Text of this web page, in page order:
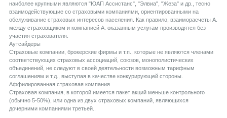
наиболее крупными являются "ЮАП Ассистанс", "Элвиа", "Жеза" и др., тесно
взаимодействующие со страховыми компаниями, ориентированными на
обслуживание страховых интересов населения. Как правило, взаиморасчеты А.
между страховщиком и компанией А. оказанным услугам производятся без
участия страхователя.
Aутсайдеры
Страховые компании, брокерские фирмы и т.п., которые не являются членами
соответствующих страховых ассоциаций, союзов, монополистических
объединений, не следуют в своей деятельности возможным тарифным
соглашениям и т.д., выступая в качестве конкурирующей стороны.
Aффилированная страховая компания
Страховая компания, в которой имеется пакет акций меньше контрольного
(обычно 5-50%), или одна из двух страховых компаний, являющихся
дочерними компаниями третьей..